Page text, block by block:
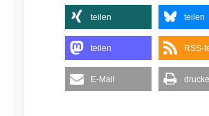
teilen teilen
teilen RSS-
E-Mail